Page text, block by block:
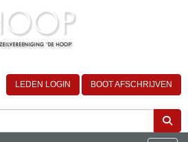
LEDEN LOGIN BOOT AFSCHRIJVEN